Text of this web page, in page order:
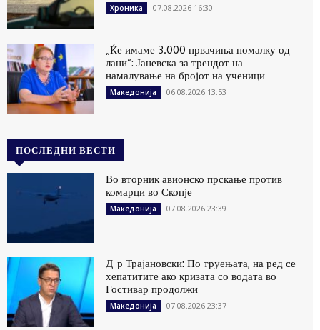
Хроника 07.08.2026 16:30
„Ќе имаме 3.000 првачиња помалку од
лани“: Јаневска за трендот на
намалување на бројот на ученици
Македонија 06.08.2026 13:53
ПОСЛЕДНИ ВЕСТИ
Во вторник авионско прскање против
комарци во Скопје
Македонија 07.08.2026 23:39
Д-р Трајановски: По труењата, на ред се
хепатитите ако кризата со водата во
Гостивар продолжи
Македонија 07.08.2026 23:37